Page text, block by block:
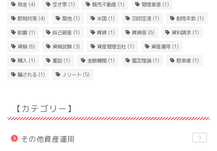
税金 (4) 空き家 (1) 競売不動産 (1) 管理業者 (1)
節税対策 (4) 築地(1) 米国 (1) 羽田空港 (1) 耐用年数 (1)
耐震 (1) 自己破産 (1) 賃貸 (1) 賃貸借 (6) 資料請求 (1)
資格(6) 資格試験 (3) 資産管理会社 (1) 資産運用 (1)
購入 (1) 重説 (1) 金融機関 (1) 鑑定理論 (1) 駐車場 (1)
騙される (1) Ｊリート (5)
【カテゴリー】
その他資産運用 9